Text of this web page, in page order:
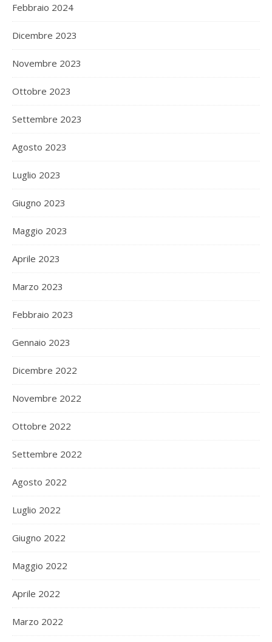
Febbraio 2024
Dicembre 2023
Novembre 2023
Ottobre 2023
Settembre 2023
Agosto 2023
Luglio 2023
Giugno 2023
Maggio 2023
Aprile 2023
Marzo 2023
Febbraio 2023
Gennaio 2023
Dicembre 2022
Novembre 2022
Ottobre 2022
Settembre 2022
Agosto 2022
Luglio 2022
Giugno 2022
Maggio 2022
Aprile 2022
Marzo 2022